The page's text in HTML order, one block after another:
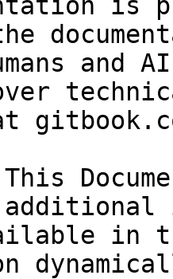
and
in